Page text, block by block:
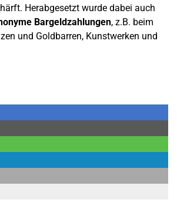
Herabgesetzt wurde dabei auch
Bargeldzahlungen, z.B. beim
und Goldbarren, Kunstwerken und